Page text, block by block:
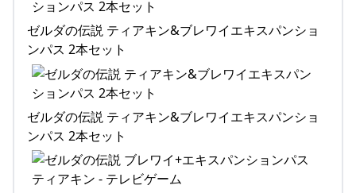
ゼルダの伝説 ティアキン&ブレワイエキスパンショ
ンパス 2本セット
ゼルダの伝説 ティアキン&ブレワイエキスパンショ
ンパス 2本セット